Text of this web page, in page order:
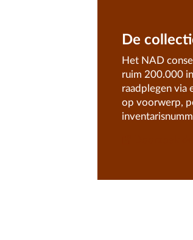
De
Het NAD
ruim 200.000
raadplegen via
op voorwerp,